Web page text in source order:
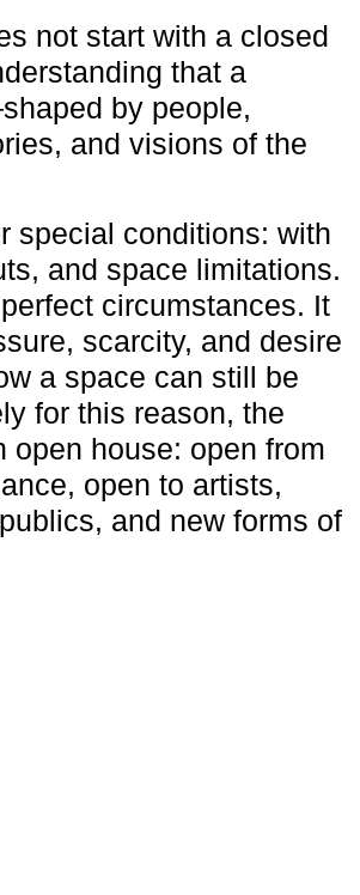
not start with a closed
that a
by people,
and visions of the
special conditions: with
and space limitations.
circumstances. It
scarcity, and desire
a space can still be
for this reason, the
open house: open from
open to artists,
and new forms of